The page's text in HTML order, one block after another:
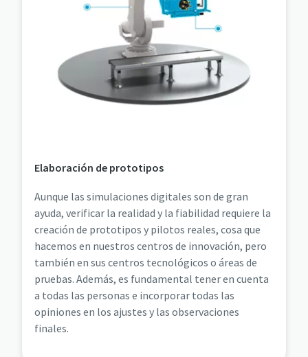
Elaboración de prototipos
Aunque las simulaciones digitales son de gran
ayuda, verificar la realidad y la fiabilidad requiere la
creación de prototipos y pilotos reales, cosa que
hacemos en nuestros centros de innovación, pero
también en sus centros tecnológicos o áreas de
pruebas. Además, es fundamental tener en cuenta
a todas las personas e incorporar todas las
opiniones en los ajustes y las observaciones
finales.